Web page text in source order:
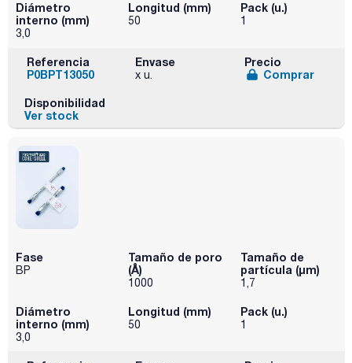
Diámetro
interno (mm)
3,0
Longitud (mm)
50
Pack (u.)
1
Referencia
P0BPT13050
Envase
x u.
Precio
Comprar
Disponibilidad
Ver stock
Fase
BP
Tamaño de poro
(Å)
1000
Tamaño de
partícula (μm)
1,7
Diámetro
interno (mm)
3,0
Longitud (mm)
50
Pack (u.)
1